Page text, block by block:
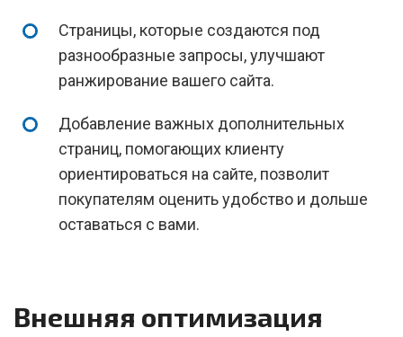
Страницы, которые создаются под
разнообразные запросы, улучшают
ранжирование вашего сайта.
Добавление важных дополнительных
страниц, помогающих клиенту
ориентироваться на сайте, позволит
покупателям оценить удобство и дольше
оставаться с вами.
Внешняя оптимизация